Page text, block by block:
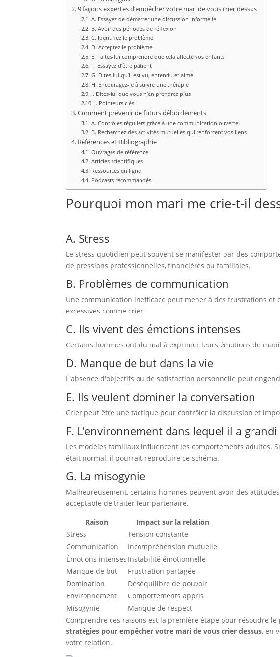
9 façons expertes d’empêcher votre mari de vous crier dessus
A. Essayez de démarrer une discussion informelle
B. Avoir des périodes de réflexion
C. Identifiez le problème
D. Acceptez le problème
E. Faites-lui comprendre que cela affecte vos enfants
F. Essayez d’être patient
G. Dites-lui qu’il est vu, entendu et aimé
H. Encouragez-le à suivre une thérapie
I. Dites-lui que vous n’en prendrez plus
J. Pointeurs clés
Comment prévenir de futurs débordements
A. Contrôles réguliers grâce à une communication ouverte
B. Recherchez des activités mutuelles qui renforcent vos liens
Références et Bibliographie
Ouvrages de référence
Articles scientifiques
Ressources en ligne
Podcasts recommandés
Pourquoi mon mari me crie-t-il
A. Stress
Le stress quotidien peut souvent se manifester par des
de pressions professionnelles, financières ou familiales.
B. Problèmes de communication
Une communication inefficace peut mener à des frustrations et
excessives comme crier.
C. Ils vivent des émotions intenses
Certains hommes ont du mal à exprimer leurs émotions de
D. Manque de but dans la vie
L'absence d'objectifs ou de satisfaction personnelle peut
E. Ils veulent dominer la conversation
Crier peut être une tactique pour contrôler la discussion et
F. L’environnement dans lequel il a grandi
Les modèles familiaux influencent les comportements adultes.
était normal, il pourrait reproduire ce schéma.
G. La misogynie
Malheureusement, certains hommes peuvent avoir des
acceptable de traiter leur partenaire.
Raison
Impact sur la relation
Stress
Tension constante
Communication
Incompréhension mutuelle
Émotions intenses Instabilité émotionnelle
Manque de but
Frustration partagée
Domination
Déséquilibre de pouvoir
Environnement
Comportements appris
Misogynie
Manque de respect
Comprendre ces raisons est la première étape pour résoudre
stratégies pour empêcher votre mari de vous crier dessus, en
votre relation.